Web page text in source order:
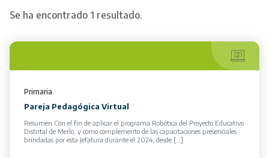
Se ha encontrado 1 resultado.
Primaria
Pareja Pedagógica Virtual
Resumen Con el fin de aplicar el programa Robótica del Proyecto Educativo
Distrital de Merlo, y como complemento de las capacitaciones presenciales
brindadas por esta Jefatura durante el 2024, desde […]